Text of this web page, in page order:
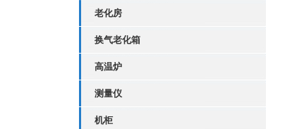
老化房
换气老化箱
高温炉
测量仪
机柜